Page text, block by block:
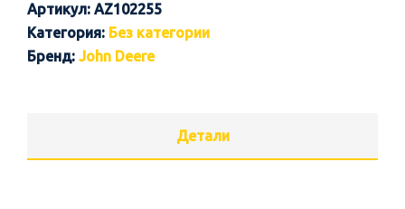
Артикул: AZ102255
Категория: Без категории
Бренд: John Deere
Детали